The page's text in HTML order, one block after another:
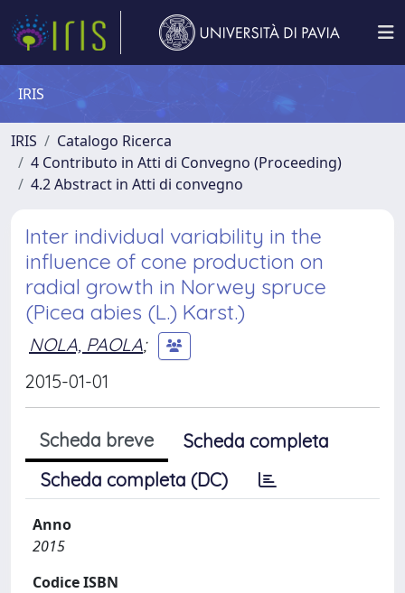
IRIS
IRIS
Catalogo Ricerca
4 Contributo in Atti di Convegno (Proceeding)
4.2 Abstract in Atti di convegno
Inter individual variability in the
influence of cone production on
radial growth in Norwey spruce
(Picea abies (L.) Karst.)
NOLA, PAOLA;
2015-01-01
Scheda breve
Scheda completa
Scheda completa (DC)
Anno
2015
Codice ISBN